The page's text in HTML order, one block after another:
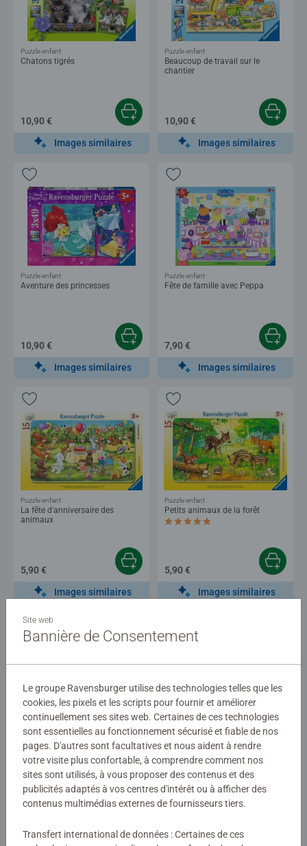
Chatons tigrés
Puzzle enfant
10,90 €
Images similaires
Beaucoup de travail sur le
chantier
Puzzle enfant
10,90 €
Images similaires
Aventure des princesses
Puzzle enfant
10,90 €
Images similaires
Fête de famille avec Peppa
Puzzle enfant
7,90 €
Images similaires
La fête d'anniversaire des
animaux
Puzzle enfant
5,90 €
Images similaires
Petits animaux de la forêt
Average rating 5,0 out of 5 stars.
Puzzle enfant
5,90 €
Images similaires
Superbe vie sauvage
12,90 €
Puzzle Up! Histoire
17,90 €
Site web
Bannière de Consentement
Le groupe Ravensburger utilise des technologies telles que les
cookies, les pixels et les scripts pour fournir et améliorer
continuellement ses sites web. Certaines de ces technologies
sont essentielles au fonctionnement sécurisé et fiable de nos
pages. D'autres sont facultatives et nous aident à rendre
votre visite plus confortable, à comprendre comment nos
sites sont utilisés, à vous proposer des contenus et des
publicités adaptés à vos centres d'intérêt ou à afficher des
contenus multimédias externes de fournisseurs tiers.
Transfert international de données : Certaines de ces